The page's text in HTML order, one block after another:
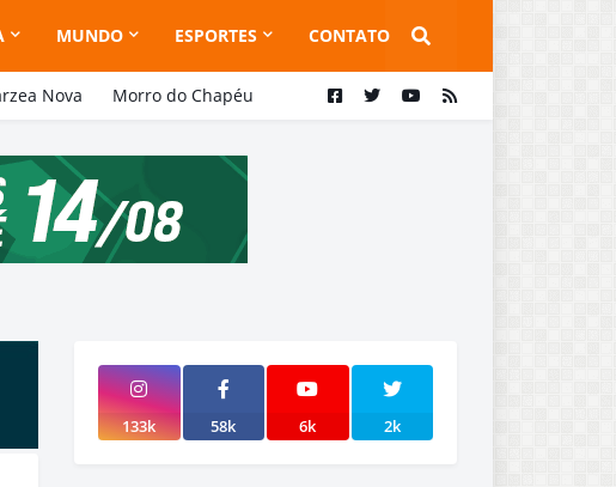
MUNDO ESPORTES CONTATO
Nova Morro do Chapéu
133k 58k 6k 2k